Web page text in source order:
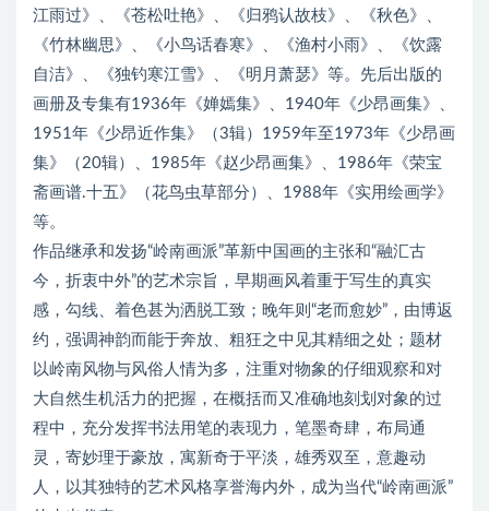
江雨过》、《苍松吐艳》、《归鸦认故枝》、《秋色》、
《竹林幽思》、《小鸟话春寒》、《渔村小雨》、《饮露
自洁》、《独钓寒江雪》、《明月萧瑟》等。先后出版的
画册及专集有1936年《婵嫣集》、1940年《少昂画集》、
1951年《少昂近作集》（3辑）1959年至1973年《少昂画
集》（20辑）、1985年《赵少昂画集》、1986年《荣宝
斋画谱.十五》（花鸟虫草部分）、1988年《实用绘画学》
等。
作品继承和发扬“岭南画派”革新中国画的主张和“融汇古
今，折衷中外”的艺术宗旨，早期画风着重于写生的真实
感，勾线、着色甚为洒脱工致；晚年则“老而愈妙”，由博返
约，强调神韵而能于奔放、粗狂之中见其精细之处；题材
以岭南风物与风俗人情为多，注重对物象的仔细观察和对
大自然生机活力的把握，在概括而又准确地刻划对象的过
程中，充分发挥书法用笔的表现力，笔墨奇肆，布局通
灵，寄妙理于豪放，寓新奇于平淡，雄秀双至，意趣动
人，以其独特的艺术风格享誉海内外，成为当代“岭南画派”